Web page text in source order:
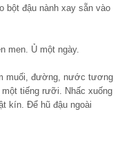
bột đậu nành xay sẵn vào
men. Ủ một ngày.
muối, đường, nước tương
tiếng rưỡi. Nhấc xuống
kín. Để hũ đậu ngoài